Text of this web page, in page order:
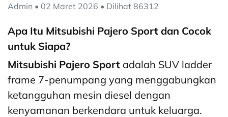
Admin • 02 Maret 2026 • Dilihat 86312
Apa Itu Mitsubishi Pajero Sport dan Cocok
untuk Siapa?
Mitsubishi Pajero Sport adalah SUV ladder
frame 7-penumpang yang menggabungkan
ketangguhan mesin diesel dengan
kenyamanan berkendara untuk keluarga.